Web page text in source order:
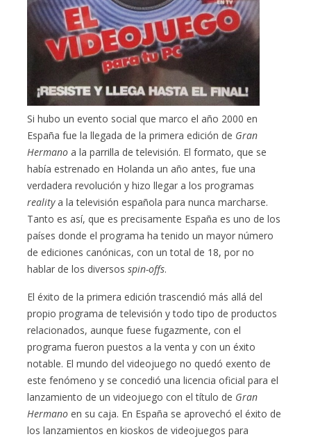
Si hubo un evento social que marco el año 2000 en
España fue la llegada de la primera edición de Gran
Hermano a la parrilla de televisión. El formato, que se
había estrenado en Holanda un año antes, fue una
verdadera revolución y hizo llegar a los programas
realitya la televisión española para nunca marcharse.
Tanto es así, que es precisamente España es uno de los
países donde el programa ha tenido un mayor número
de ediciones canónicas, con un total de 18, por no
hablar de los diversosspin-offs.
El éxito de la primera edición trascendió más allá del
propio programa de televisión y todo tipo de productos
relacionados, aunque fuese fugazmente, con el
programa fueron puestos a la venta y con un éxito
notable. El mundo del videojuego no quedó exento de
este fenómeno y se concedió una licencia oficial para el
lanzamiento de un videojuego con el título de Gran
Hermano en su caja. En España se aprovechó el éxito de
los lanzamientos en kioskos de videojuegos para